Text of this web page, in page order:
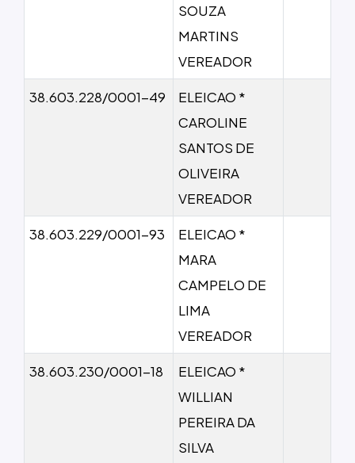
SOUZA
MARTINS
VEREADOR
38.603.228/0001-49
ELEICAO *
CAROLINE
SANTOS DE
OLIVEIRA
VEREADOR
38.603.229/0001-93
ELEICAO *
MARA
CAMPELO DE
LIMA
VEREADOR
38.603.230/0001-18
ELEICAO *
WILLIAN
PEREIRA DA
SILVA